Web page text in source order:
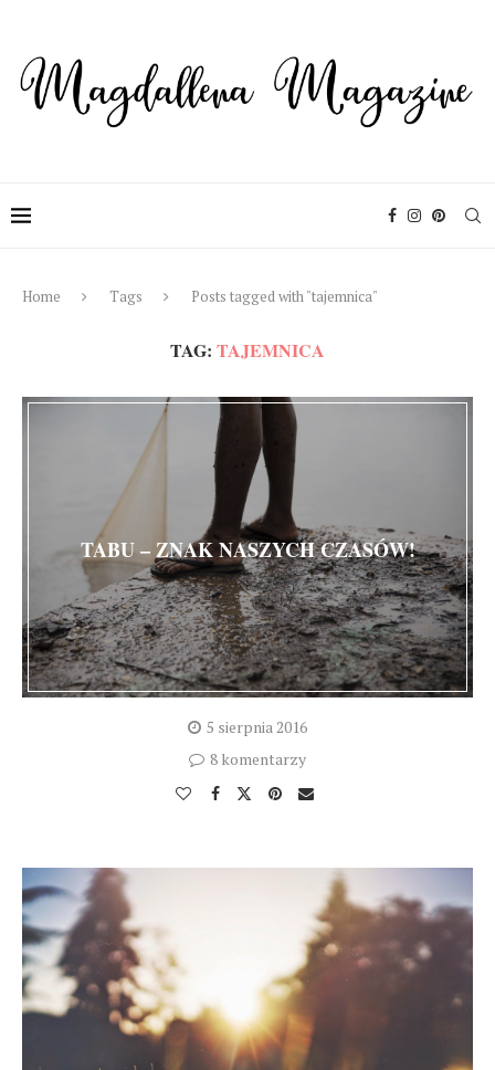
Home Tags Posts tagged with "tajemnica"
TAG: TAJEMNICA
TABU – ZNAK NASZYCH CZASÓW!
5 sierpnia 2016
8 komentarzy